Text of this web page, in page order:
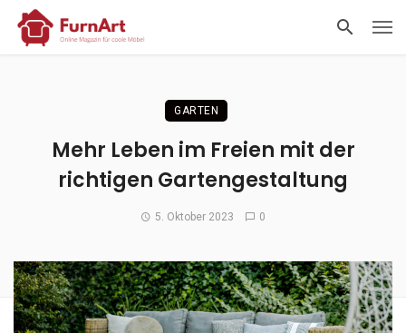
GARTEN
Mehr Leben im Freien mit der
richtigen Gartengestaltung
5. Oktober 2023 0